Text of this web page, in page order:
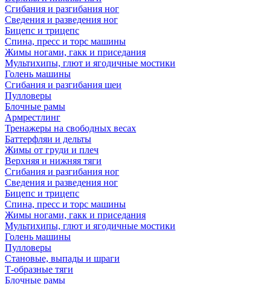
Сгибания и разгибания ног
Сведения и разведения ног
Бицепс и трицепс
Спина, пресс и торс машины
Жимы ногами, гакк и приседания
Мультихипы, глют и ягодичные мостики
Голень машины
Сгибания и разгибания шеи
Пулловеры
Блочные рамы
Армрестлинг
Тренажеры на свободных весах
Баттерфляи и дельты
Жимы от груди и плеч
Верхняя и нижняя тяги
Сгибания и разгибания ног
Сведения и разведения ног
Бицепс и трицепс
Спина, пресс и торс машины
Жимы ногами, гакк и приседания
Мультихипы, глют и ягодичные мостики
Голень машины
Пулловеры
Становые, выпады и шраги
Т-образные тяги
Блочные рамы